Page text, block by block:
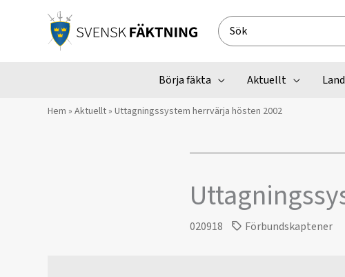
Search
for:
Börja fäkta Aktuellt
Hem » Aktuellt» Uttagningssystem herrvärja hösten 2002
020918 Förbundskaptener